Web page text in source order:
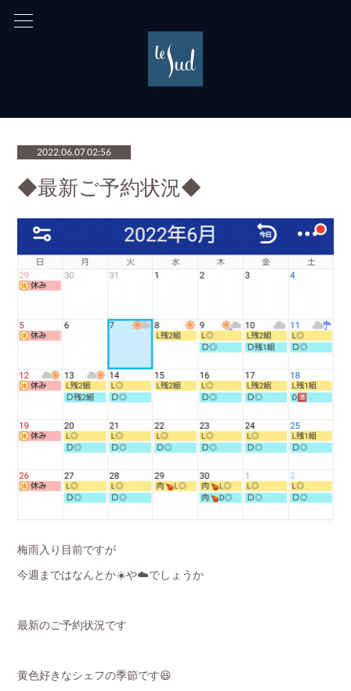
2022.06.07 02:56
◆最新ご予約状況◆
梅雨入り目前ですが
今週まではなんとか☀️や☁️でしょうか
最新のご予約状況です
黄色好きなシェフの季節です😆